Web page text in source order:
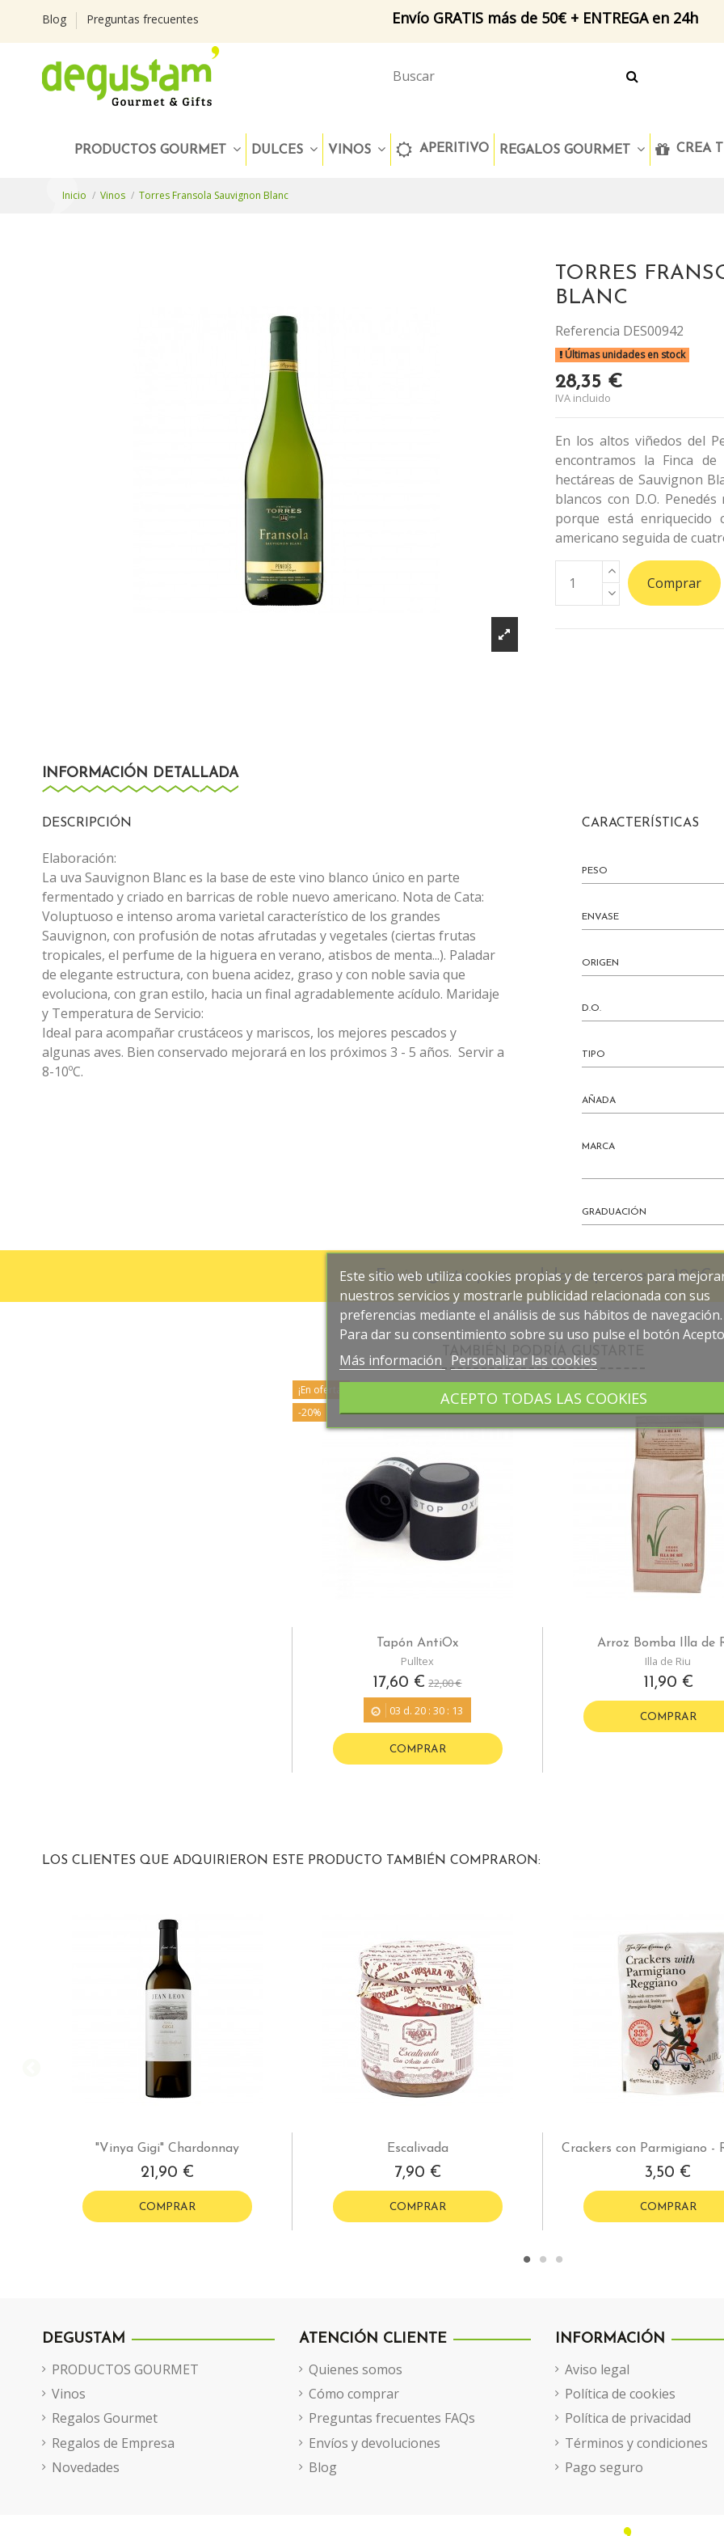
Blog Preguntas frecuentes Envío GRATIS más de 50€ + ENTREGA en 24h
PRODUCTOS GOURMET DULCES VINOS APERITIVO REGALOS GOURMET CREA
Inicio Vinos Torres Fransola Sauvignon Blanc
TORRES
BLANC
Referencia DES00942
Últimas unidades en stock
28,35 €
IVA incluido
En los altos viñedos del
encontramos la Finca
hectáreas de Sauvignon
blancos con D.O.
porque está
americano seguida de
Comprar
INFORMACIÓN DETALLADA
DESCRIPCIÓN
Elaboración:
La uva Sauvignon Blanc es la base de este vino blanco único en parte
fermentado y criado en barricas de roble nuevo americano. Nota de Cata:
Voluptuoso e intenso aroma varietal característico de los grandes
Sauvignon, con profusión de notas afrutadas y vegetales (ciertas frutas
tropicales, el perfume de la higuera en verano, atisbos de menta...). Paladar
de elegante estructura, con buena acidez, graso y con noble savia que
evoluciona, con gran estilo, hacia un final agradablemente acídulo. Maridaje
y Temperatura de Servicio:
Ideal para acompañar crustáceos y mariscos, los mejores pescados y
algunas aves. Bien conservado mejorará en los próximos 3 - 5 años. Servir a
8-10ºC.
CARACTERÍSTICAS
PESO
ENVASE
ORIGEN
D.O.
TIPO
AÑADA
MARCA
GRADUACIÓN
Envios gratis para pedidos superiores a 100€
¡En oferta!
-20%
Tapón AntiOx
Pulltex
17,60 € 22,00 €
03 d. 20 :30 : 12
COMPRAR
Arroz Bomba Illa de
Illa de Riu
11,90 €
COMPRAR
LOS CLIENTES QUE ADQUIRIERON ESTE PRODUCTO TAMBIÉN COMPRARON:
"Vinya Gigi" Chardonnay
21,90 €
COMPRAR
Escalivada
7,90 €
COMPRAR
Crackers con Parmigiano -
3,50 €
COMPRAR
DEGUSTAM
PRODUCTOS GOURMET
Vinos
Regalos Gourmet
Regalos de Empresa
Novedades
ATENCIÓN CLIENTE
Quienes somos
Cómo comprar
Preguntas frecuentes FAQs
Envíos y devoluciones
Blog
INFORMACIÓN
Aviso legal
Política de cookies
Política de privacidad
Términos y condiciones
Pago seguro
Este sitio web utiliza cookies propias y de terceros para
nuestros servicios y mostrarle publicidad relacionada con sus
preferencias mediante el análisis de sus hábitos de navegación.
Para dar su consentimiento sobre su uso pulse el botón
Más información Personalizar las cookies
ACEPTO TODAS LAS COOKIES